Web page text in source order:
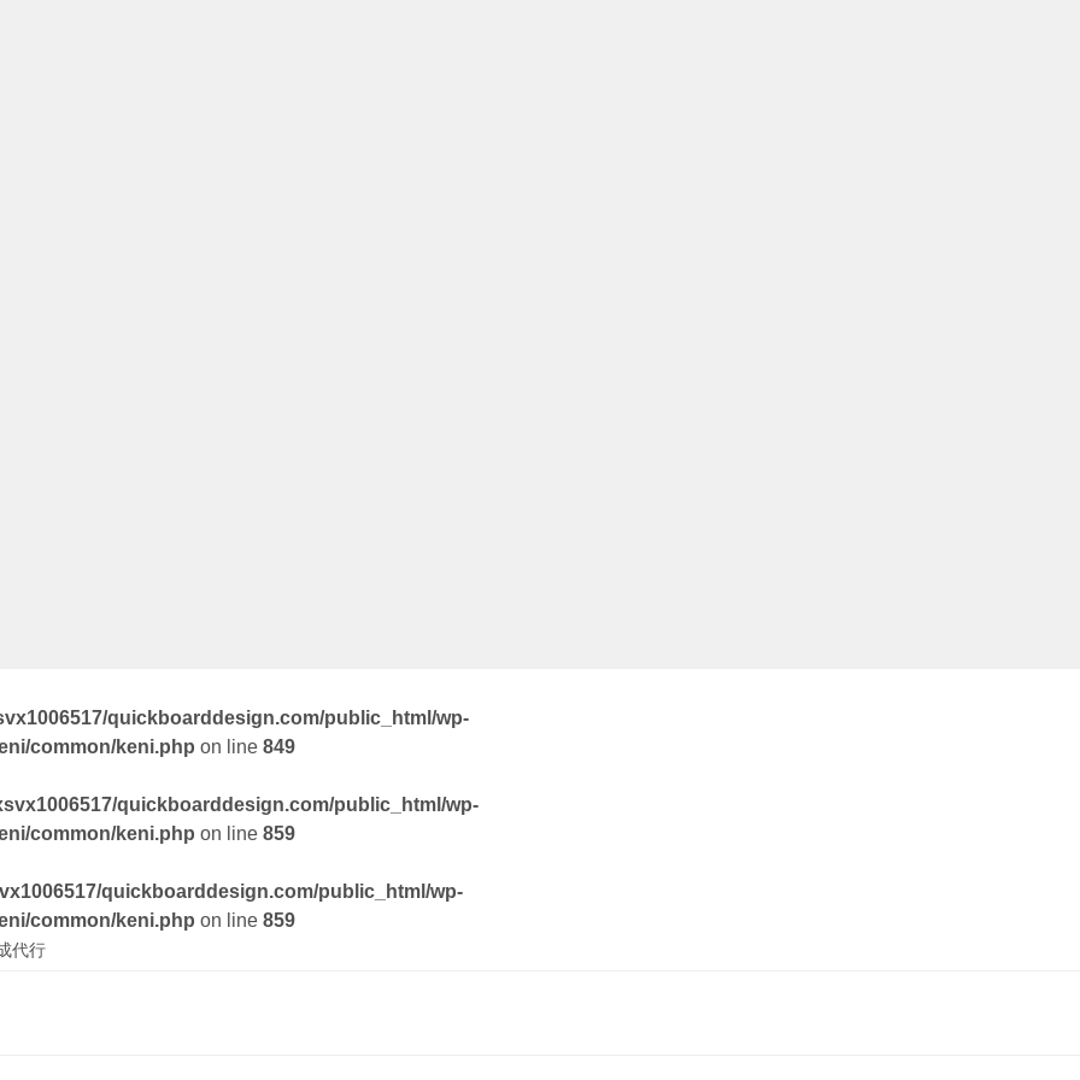
quickboarddesign.com/public_html/wp-
common/keni.php on line 849
quickboarddesign.com/public_html/wp-
common/keni.php on line 859
quickboarddesign.com/public_html/wp-
common/keni.php on line 859
代行